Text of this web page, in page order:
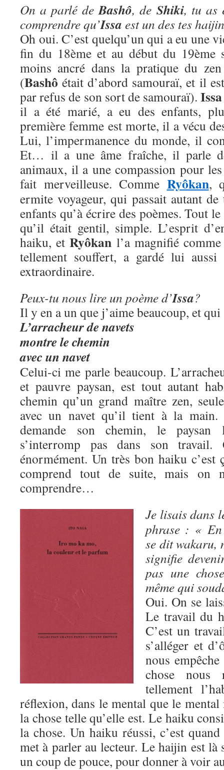
On a parlé deBashô, de Shiki, tu as
comprendre qu’Issa est un des tes
Oh oui. C’est quelqu’un qui a eu une
fin du 18ème et au début du 19ème
moins ancré dans la pratique du
(Bashô était d’abord samouraï, et il
par refus de son sort de samouraï).Issa
il a été marié, a eu des enfants,
première femme est morte, il a vécu
Lui, l’impermanence du monde, il
Et… il a une âme fraîche, il parle
animaux, il a une compassion pour
fait merveilleuse. Comme Ryôkan,
ermite voyageur, qui passait autant
enfants qu’à écrire des poèmes. Tout
qu’il était gentil, simple. L’esprit
haiku, etRyôkan l’a magnifié
tellement souffert, a gardé lui aussi
extraordinaire.
Peux-tu nous lire un poème d’Issa?
Il y en a un que j’aime beaucoup, et
L’arracheur de navets
montre le chemin
avec un navet
Celui-ci me parle beaucoup.
et pauvre paysan, est tout autant
chemin qu’un grand maître zen,
avec un navet qu’il tient à la main.
demande son chemin, le
s’interromp pas dans son
énormément. Un très bon haiku c’est
comprend tout de suite, mais on
comprendre…
Je lisais dans
phrase : « En
se dit wakaru,
signifie
pas une
même qui
Oui. On se
Le travail du
C’est un
s’alléger et
nous
chose nous
tellement
réflexion, dans le mental que le
la chose telle qu’elle est. Le haiku
la chose. Un haiku réussi, c’est
met à parler au lecteur. Le haijin est là
un coup de pouce, pour donner à voir